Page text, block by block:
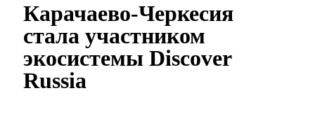
Карачаево-Черкесия
стала участником
экосистемы Discover
Russia